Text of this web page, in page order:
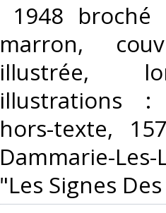
1948
marron,
illustrée,
illustrations
hors-texte,
Dammarie-
"Les Signes